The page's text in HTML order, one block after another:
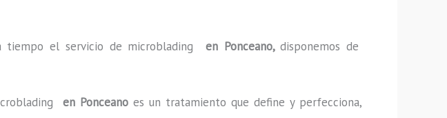
el servicio de microblading en Ponceano,disponemos de
en Ponceanoes un tratamiento que define y perfecciona,